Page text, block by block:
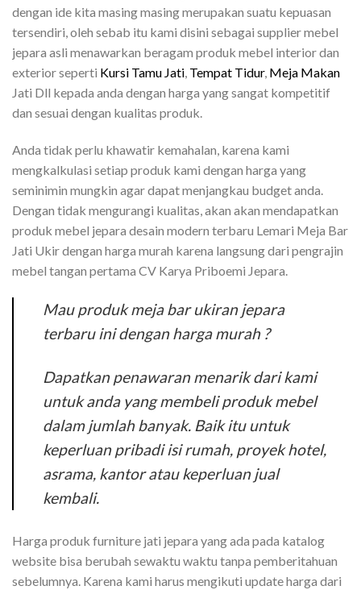
dengan ide kita masing masing merupakan suatu kepuasan
tersendiri, oleh sebab itu kami disini sebagai supplier mebel
jepara asli menawarkan beragam produk mebel interior dan
exterior seperti Kursi Tamu Jati, Tempat Tidur, Meja Makan
Jati Dll kepada anda dengan harga yang sangat kompetitif
dan sesuai dengan kualitas produk.
Anda tidak perlu khawatir kemahalan, karena kami
mengkalkulasi setiap produk kami dengan harga yang
seminimin mungkin agar dapat menjangkau budget anda.
Dengan tidak mengurangi kualitas, akan akan mendapatkan
produk mebel jepara desain modern terbaru Lemari Meja Bar
Jati Ukir dengan harga murah karena langsung dari pengrajin
mebel tangan pertama CV Karya Priboemi Jepara.
Mau produk meja bar ukiran jepara
terbaru ini dengan harga murah ?
Dapatkan penawaran menarik dari kami
untuk anda yang membeli produk mebel
dalam jumlah banyak. Baik itu untuk
keperluan pribadi isi rumah, proyek hotel,
asrama, kantor atau keperluan jual
kembali.
Harga produk furniture jati jepara yang ada pada katalog
website bisa berubah sewaktu waktu tanpa pemberitahuan
sebelumnya. Karena kami harus mengikuti update harga dari